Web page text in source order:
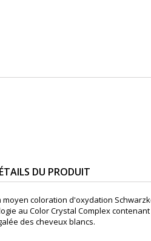
DU PRODUIT
moyen coloration d'oxydation
au Color Crystal Complex
des cheveux blancs.